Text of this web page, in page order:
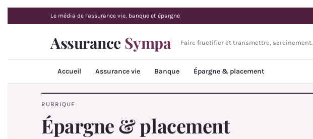
Le média de l'assurance vie, banque et épargne
Assurance Sympa Faire fructifier et transmettre, sereinement.
Accueil Assurance vie Banque Épargne & placement
RUBRIQUE
Épargne & placement